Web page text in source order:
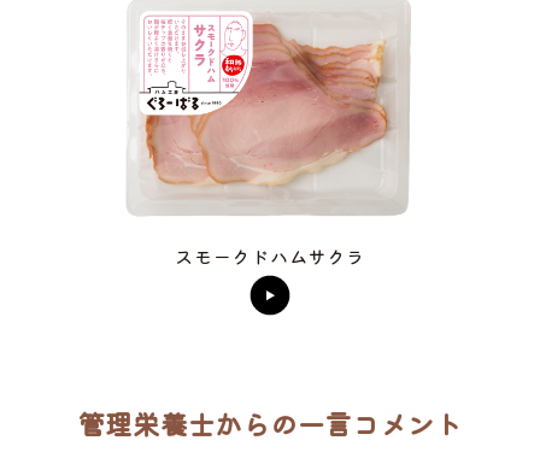
スモークドハムサクラ
管理栄養士からの一言コメント